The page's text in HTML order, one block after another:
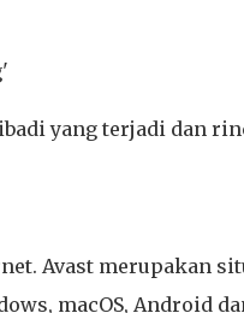
yang terjadi dan
Avast merupakan
macOS, Android